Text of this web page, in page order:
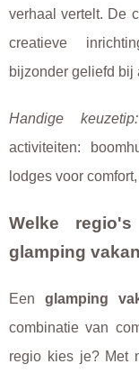
verhaal vertelt. De
creatieve
bijzonder geliefd bij
Handige keuzetip:
activiteiten:
lodges voor
Welke
glamping
Een glamping
combinatie van
regio kies je? Met